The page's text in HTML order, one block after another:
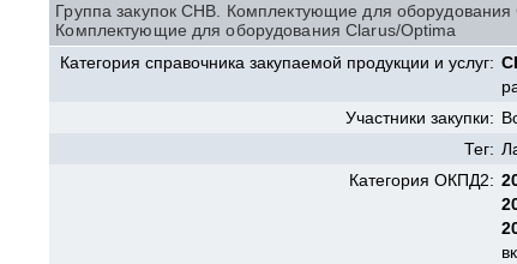
Группа закупок CHB. Комплектующие для
Комплектующие для оборудования Clarus/Optima
Категория справочника закупаемой продукции и услуг:
Участники закупки:
Тег:
Категория ОКПД2: